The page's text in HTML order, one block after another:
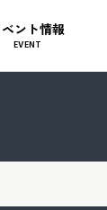
ント情報
EVENT